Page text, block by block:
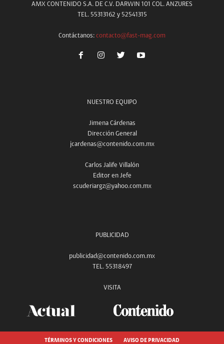
AMX CONTENIDO S.A. DE C.V. DARWIN 101 COL. ANZURES
TEL. 55313162 y 52541315
Contáctanos: contacto@fast-mag.com
NUESTRO EQUIPO
Jimena Cárdenas
Dirección General
jcardenas@contenido.com.mx
Carlos Jalife Villalón
Editor en Jefe
scuderiargz@yahoo.com.mx
PUBLICIDAD
publicidad@contenido.com.mx
TEL. 55318497
VISITA
TÉRMINOS Y CONDICIONES AVISO DE PRIVACIDAD